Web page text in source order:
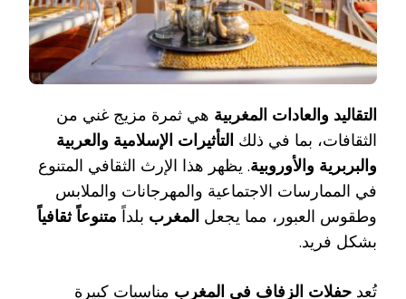
التقاليد والعادات المغربية هي ثمرة مزيج غني من
الثقافات، بما في ذلك التأثيرات الإسلامية والعربية
والبربرية والأوروبية. يظهر هذا الإرث الثقافي المتنوع
في الممارسات الاجتماعية والمهرجانات والملابس
وطقوس العبور، مما يجعل المغرب بلداً متنوعاً ثقافياً
بشكل فريد.
تُعد حفلات الزفاف في المغرب مناسبات كبيرة